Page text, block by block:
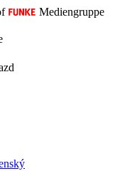
Mediengruppe